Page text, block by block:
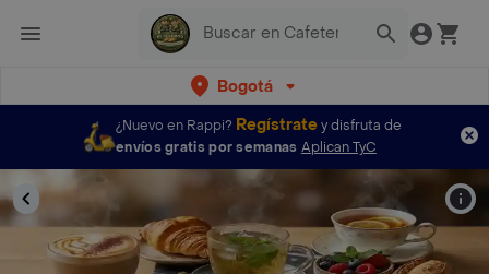
Bogotá
¿Nuevo en Rappi? Regístratey disfruta de
envíos gratis por semanas Aplican TyC